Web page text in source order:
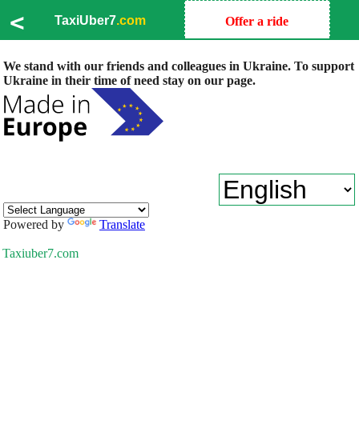
< TaxiUber7.com Offer a ride
We stand with our friends and colleagues in Ukraine. To support
Ukraine in their time of need stay on our page.
Powered by Translate
Taxiuber7.com